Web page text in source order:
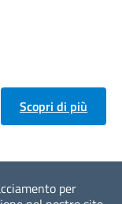
per
Scopri di più